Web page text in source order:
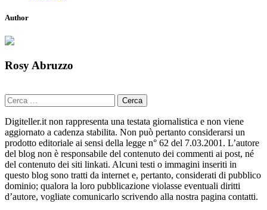
Author
Rosy Abruzzo
Ricerca
per:
Digiteller.it non rappresenta una testata giornalistica e non viene
aggiornato a cadenza stabilita. Non può pertanto considerarsi un
prodotto editoriale ai sensi della legge n° 62 del 7.03.2001. L’autore
del blog non è responsabile del contenuto dei commenti ai post, né
del contenuto dei siti linkati. Alcuni testi o immagini inseriti in
questo blog sono tratti da internet e, pertanto, considerati di pubblico
dominio; qualora la loro pubblicazione violasse eventuali diritti
d’autore, vogliate comunicarlo scrivendo alla nostra pagina contatti.